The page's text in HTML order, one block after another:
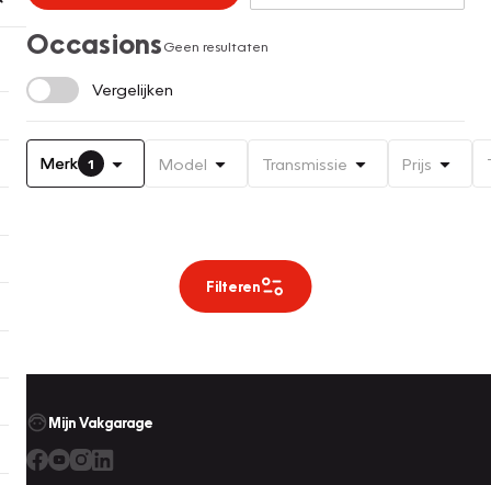
OccasionsGeen resultaten
Vergelijken
Merk 1 Model Transmissie Prijs
Filteren
Mijn Vakgarage